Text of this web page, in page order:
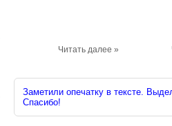
Читать далее »
Заметили опечатку в тексте.
Спасибо!